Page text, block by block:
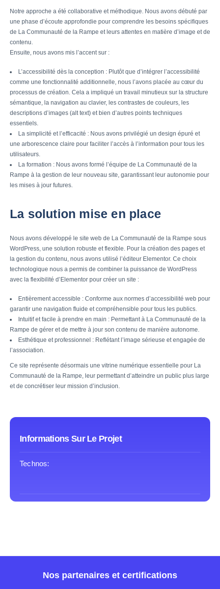
Notre approche a été collaborative et méthodique. Nous avons débuté par
une phase d’écoute approfondie pour comprendre les besoins spécifiques
de La Communauté de la Rampe et leurs attentes en matière d’image et de
contenu.
Ensuite, nous avons mis l’accent sur :
L’accessibilité dès la conception : Plutôt que d’intégrer l’accessibilité
comme une fonctionnalité additionnelle, nous l’avons placée au cœur du
processus de création. Cela a impliqué un travail minutieux sur la structure
sémantique, la navigation au clavier, les contrastes de couleurs, les
descriptions d’images (alt text) et bien d’autres points techniques
essentiels.
La simplicité et l’efficacité : Nous avons privilégié un design épuré et
une arborescence claire pour faciliter l’accès à l’information pour tous les
utilisateurs.
La formation : Nous avons formé l’équipe de La Communauté de la
Rampe à la gestion de leur nouveau site, garantissant leur autonomie pour
les mises à jour futures.
La solution mise en place
Nous avons développé le site web de La Communauté de la Rampe sous
WordPress, une solution robuste et flexible. Pour la création des pages et
la gestion du contenu, nous avons utilisé l’éditeur Elementor. Ce choix
technologique nous a permis de combiner la puissance de WordPress
avec la flexibilité d’Elementor pour créer un site :
Entièrement accessible : Conforme aux normes d’accessibilité web pour
garantir une navigation fluide et compréhensible pour tous les publics.
Intuitif et facile à prendre en main : Permettant à La Communauté de la
Rampe de gérer et de mettre à jour son contenu de manière autonome.
Esthétique et professionnel : Reflétant l’image sérieuse et engagée de
l’association.
Ce site représente désormais une vitrine numérique essentielle pour La
Communauté de la Rampe, leur permettant d’atteindre un public plus large
et de concrétiser leur mission d’inclusion.
Informations Sur Le Projet
Technos:
Nos partenaires et certifications